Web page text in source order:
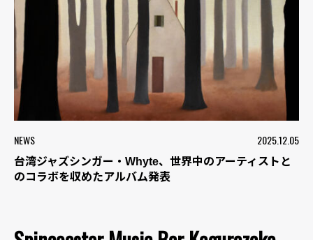
NEWS 2025.12.05
台湾ジャズシンガー・Whyte、世界中のアーティストと
のコラボを収めたアルバム発表